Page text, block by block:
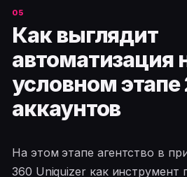
Как выглядит
автоматизация
условном
аккаунтов
На этом этапе агентство в
360 Uniquizer как инструмент